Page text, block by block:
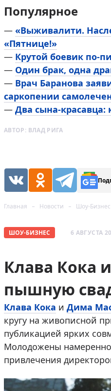
Популярное
— «Выживалити.
«Пятнице!»
— Крутой боевик по-
— Один брак, одна
— Врач Баранова
саркопении
— Два сына-
АВТОР: ВЛАД РИГА
Главная Новости Шоу-Бизнес
ШОУ-БИЗНЕС 6 АВГУСТА
Клава Кока
пышную
Клава Кока и Дима
кругу на живописной
публикацией ярких
Молодожены намеренно
привлечения